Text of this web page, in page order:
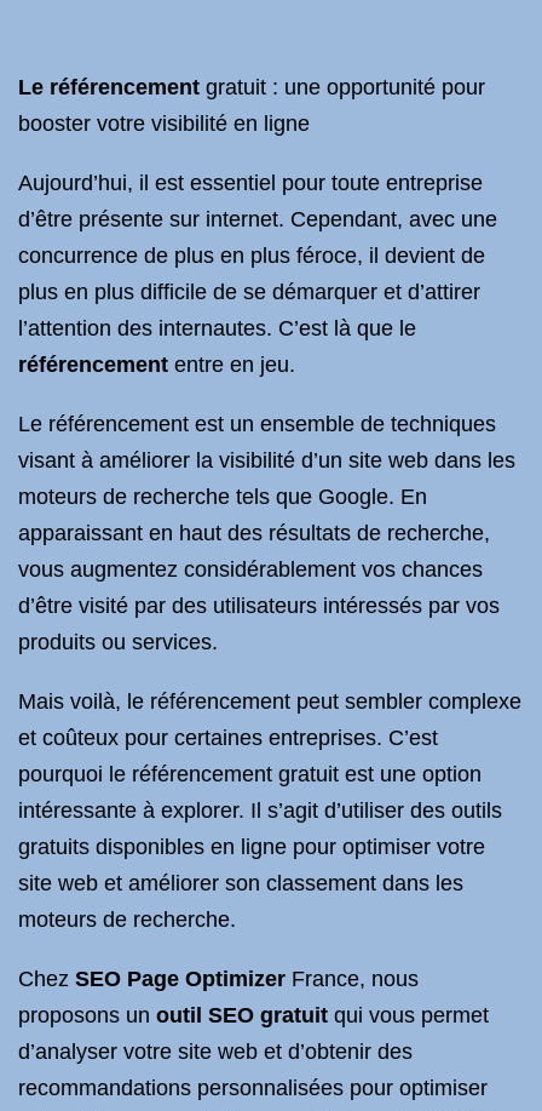
Le référencement gratuit : une opportunité pour
booster votre visibilité en ligne
Aujourd’hui, il est essentiel pour toute entreprise
d’être présente sur internet. Cependant, avec une
concurrence de plus en plus féroce, il devient de
plus en plus difficile de se démarquer et d’attirer
l’attention des internautes. C’est là que le
référencement entre en jeu.
Le référencement est un ensemble de techniques
visant à améliorer la visibilité d’un site web dans les
moteurs de recherche tels que Google. En
apparaissant en haut des résultats de recherche,
vous augmentez considérablement vos chances
d’être visité par des utilisateurs intéressés par vos
produits ou services.
Mais voilà, le référencement peut sembler complexe
et coûteux pour certaines entreprises. C’est
pourquoi le référencement gratuit est une option
intéressante à explorer. Il s’agit d’utiliser des outils
gratuits disponibles en ligne pour optimiser votre
site web et améliorer son classement dans les
moteurs de recherche.
Chez SEO Page Optimizer France, nous
proposons un outil SEO gratuit qui vous permet
d’analyser votre site web et d’obtenir des
recommandations personnalisées pour optimiser